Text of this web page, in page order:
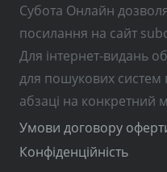
Субота Онлайн
посилання на сайт
Для інтернет-видань
для пошукових
абзаці на конкретний
Умови договору
Конфіденційність